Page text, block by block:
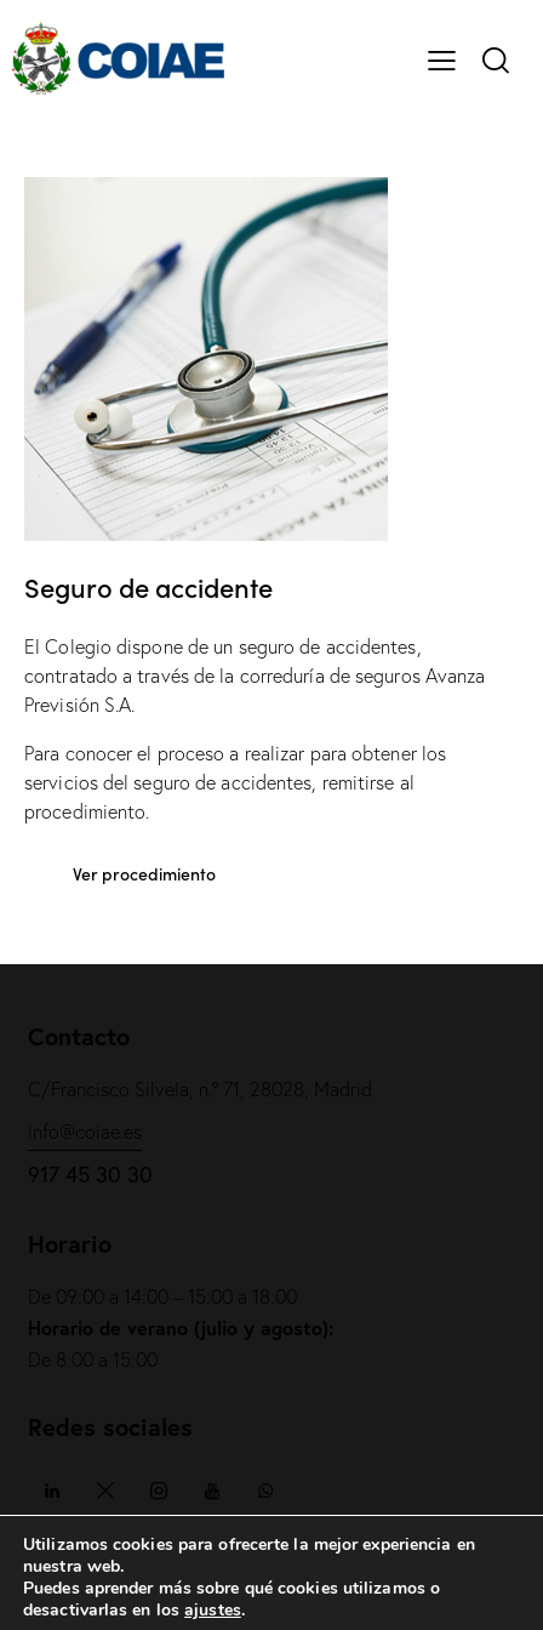
Seguro de accidente
El Colegio dispone de un seguro de accidentes,
contratado a través de la correduría de seguros Avanza
Previsión S.A.
Para conocer el proceso a realizar para obtener los
servicios del seguro de accidentes, remitirse al
procedimiento.
Ver procedimiento
Contacto
C/Francisco Silvela, n.º 71, 28028, Madrid
917 45 30 30
Horario
De 09:00 a 14:00 – 15:00 a 18:00
Horario de verano (julio y agosto):
De 8:00 a 15:00
Redes sociales
COIAE© 2026. Todos los derechos reservados
Utilizamos cookies para ofrecerte la mejor experiencia en
nuestra web.
Puedes aprender más sobre qué cookies utilizamos o
desactivarlas en losajustes.